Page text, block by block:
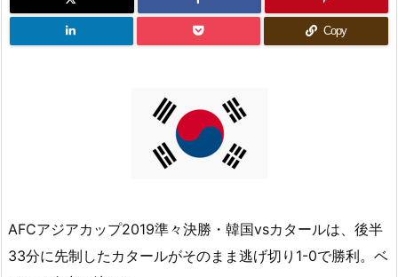
Copy
AFCアジアカップ2019準々決勝・韓国vsカタールは、後半
33分に先制したカタールがそのまま逃げ切り1-0で勝利。ベ